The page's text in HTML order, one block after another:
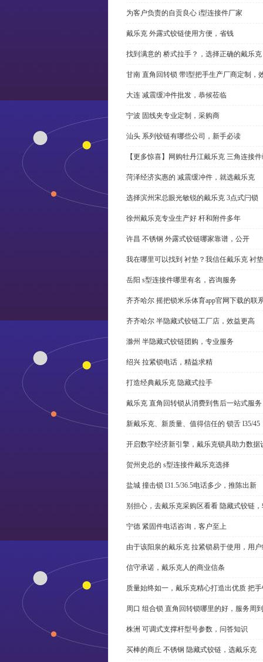
为客户负责的自贡良心 i型连接件厂家
戴乐克 外露式铰链使用方便，省钱
找到满意的 桥式拉手？，选择正确的戴乐克
甘南 直角回转锁 带l型把手生产厂商定制，
大连 减震缓冲件批发，恭候莅临
宁波 固线夹专业定制，采购商
汕头 系列铰链有哪些公司，新手必读
【更多惊喜】网购牡丹江戴乐克 三角连接
菏泽经济实惠的 减震缓冲件，就选戴乐克
选择滨州宋总眼光敏锐的戴乐克 3点式闩锁
徐州戴乐克专业生产好 杆和附件多年
许昌 不锈钢 外露式铰链哪家靠谱，公开
我在哪里可以找到 衬垫？我信任戴乐克 衬
岳阳 s型连接件哪里有名，咨询服务
齐齐哈尔 摇把锁米乐体育app官网下载的联
齐齐哈尔 半隐藏式铰链工厂店，效益更高
滁州 半隐藏式铰链团购，专业服务
绍兴 拉紧锁电话，精益求精
打造经典戴乐克 隐藏式拉手
戴乐克 直角回转锁从消费到售后一站式服务
新戴乐克、新质量、值得信任的 锁舌 l35/45
开启数字经济新引擎，戴乐克锁具助力数据
贺州史总的 s型连接件戴乐克选择
盐城 撞击锁 l31.5/36.5电话多少，推陈出新
别担心，去戴乐克采购区看看 隐藏式铰链
宁德 紧固件电话咨询，客户至上
由于该阳泉的戴乐克 拉紧锁易于使用，用
信守承诺，戴乐克人的商业信条
质量始终如一，戴乐克精心打造出优质 把
周口 组合锁 直角回转锁哪里的好，服务周到
株洲 可调式支撑杆型号参数，问答知识
买棒的商丘 不锈钢 隐藏式铰链，选戴乐克